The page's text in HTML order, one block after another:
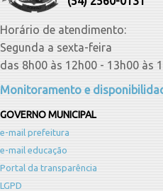
Horário de atendimento:
Segunda a sexta-feira
das 8h00 às 12h00 - 13h00 às
Monitoramento e
GOVERNO MUNICIPAL
e-mail prefeitura
e-mail educação
Portal da transparência
LGPD